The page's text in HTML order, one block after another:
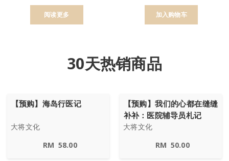
阅读更多 加入购物车
30天热销商品
【预购】海岛行医记
大将文化
RM 58.00
【预购】我们的心都在缝缝
补补：医院辅导员札记
大将文化
RM 50.00